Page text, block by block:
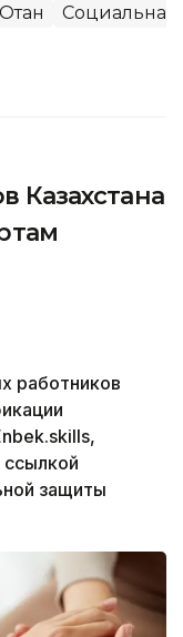
Социальная
Казахстана
работников
ссылкой
защиты